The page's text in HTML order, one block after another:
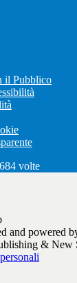
il Pubblico
volte
and powered
& New